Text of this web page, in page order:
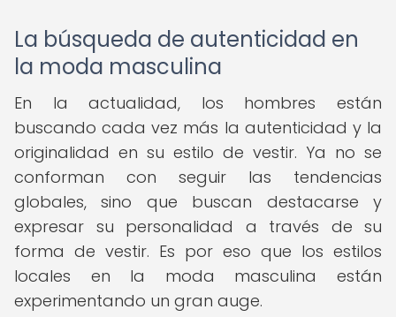
La búsqueda de autenticidad en
la moda masculina
En la actualidad, los hombres están
buscando cada vez más la autenticidad y la
originalidad en su estilo de vestir. Ya no se
conforman con seguir las tendencias
globales, sino que buscan destacarse y
expresar su personalidad a través de su
forma de vestir. Es por eso que los estilos
locales en la moda masculina están
experimentando un gran auge.